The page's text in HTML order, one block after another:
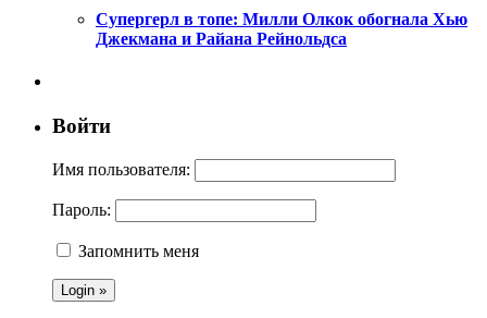
Супергерл в топе: Милли Олкок обогнала Хью
Джекмана и Райана Рейнольдса
Войти
Имя пользователя:
Пароль:
Запомнить меня